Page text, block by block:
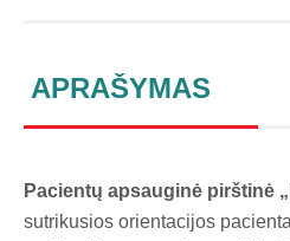
APRAŠYMAS
Pacientų apsauginė pirštinė
sutrikusios orientacijos